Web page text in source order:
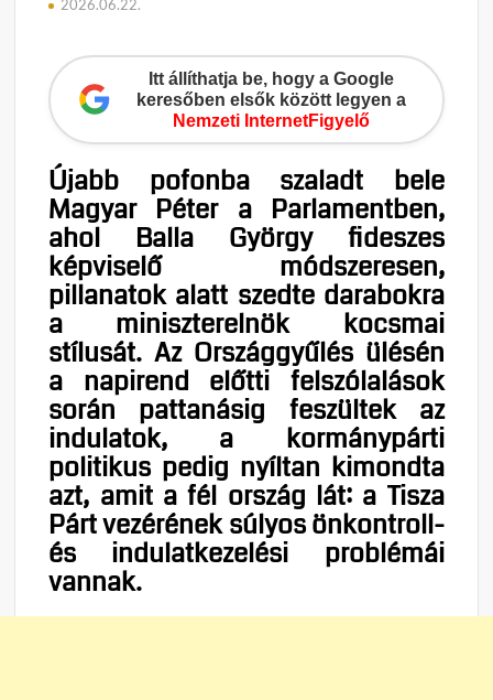
2026.06.22.
Itt állíthatja be, hogy a Google
keresőben elsők között legyen a
Nemzeti InternetFigyelő
Újabb pofonba szaladt bele
Magyar Péter a Parlamentben,
ahol Balla György fideszes
képviselő módszeresen,
pillanatok alatt szedte darabokra
a miniszterelnök kocsmai
stílusát. Az Országgyűlés ülésén
a napirend előtti felszólalások
során pattanásig feszültek az
indulatok, a kormánypárti
politikus pedig nyíltan kimondta
azt, amit a fél ország lát: a Tisza
Párt vezérének súlyos önkontroll-
és indulatkezelési problémái
vannak.